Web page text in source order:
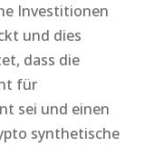
Investitionen
und dies
dass die
für
sei und einen
synthetische